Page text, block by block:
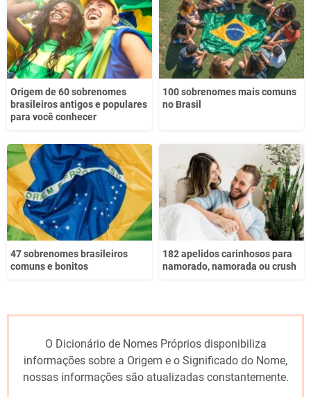
Outro
Origem de 60 sobrenomes
brasileiros antigos e populares
para você conhecer
100 sobrenomes mais comuns
no Brasil
47 sobrenomes brasileiros
comuns e bonitos
182 apelidos carinhosos para
namorado, namorada ou crush
O Dicionário de Nomes Próprios disponibiliza
informações sobre a Origem e o Significado do Nome,
nossas informações são atualizadas constantemente.